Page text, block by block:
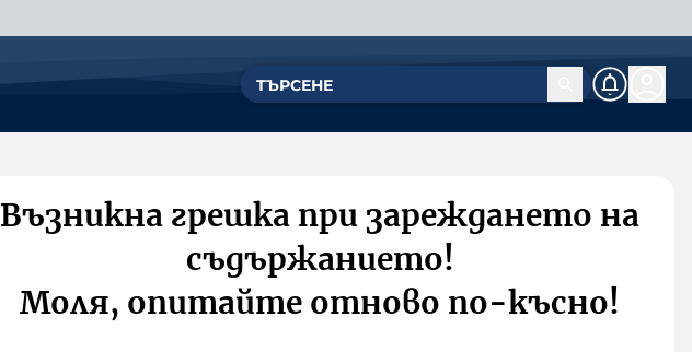
Възникна грешка при зареждането на
съдържанието!
Моля, опитайте отново по-късно!